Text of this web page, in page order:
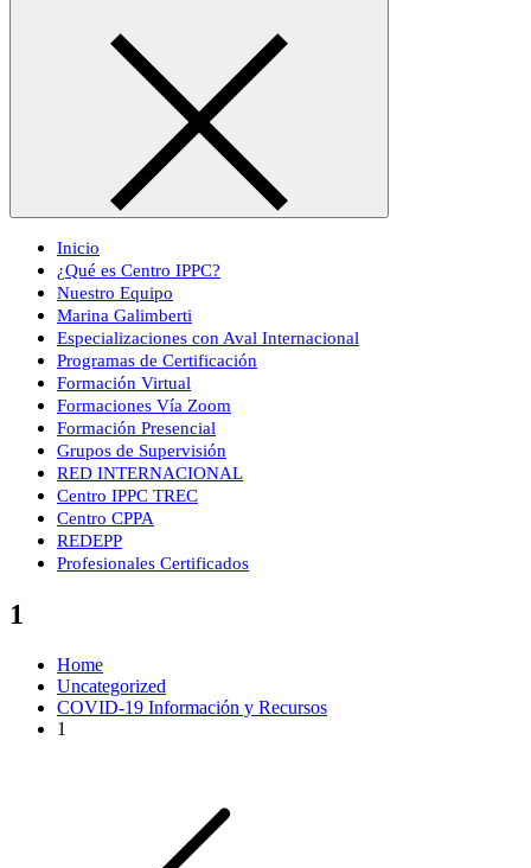
Inicio
¿Qué es Centro IPPC?
Nuestro Equipo
Marina Galimberti
Especializaciones con Aval Internacional
Programas de Certificación
Formación Virtual
Formaciones Vía Zoom
Formación Presencial
Grupos de Supervisión
RED INTERNACIONAL
Centro IPPC TREC
Centro CPPA
REDEPP
Profesionales Certificados
1
Home
Uncategorized
COVID-19 Información y Recursos
1